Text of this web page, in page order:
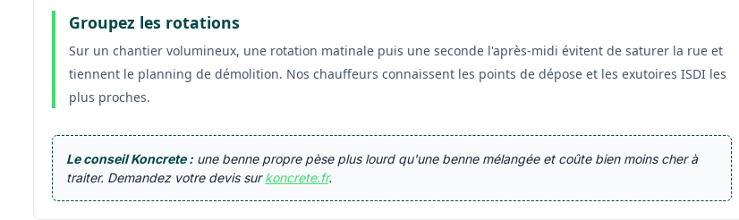
Groupez les rotations
Sur un chantier volumineux, une rotation matinale puis une seconde l'après-midi évitent de saturer la rue et
tiennent le planning de démolition. Nos chauffeurs connaissent les points de dépose et les exutoires ISDI les
plus proches.
Le conseil Koncrete : une benne propre pèse plus lourd qu'une benne mélangée et coûte bien moins cher à
traiter. Demandez votre devis surkoncrete.fr.